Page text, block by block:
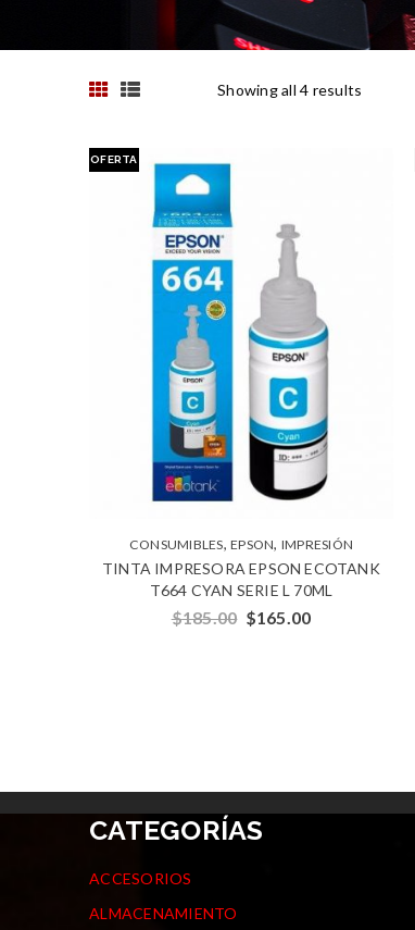
Showing all 4 results
OFERTA
CONSUMIBLES,EPSON, IMPRESIÓN
TINTA IMPRESORA EPSON ECOTANK
T664 CYAN SERIE L 70ML
$185.00 $165.00
CATEGORÍAS
ACCESORIOS
ALMACENAMIENTO